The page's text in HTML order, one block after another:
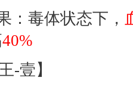
毒体状态下，
40%
-壹】